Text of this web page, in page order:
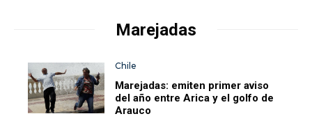
Marejadas
Chile
Marejadas: emiten primer aviso
del año entre Arica y el golfo de
Arauco